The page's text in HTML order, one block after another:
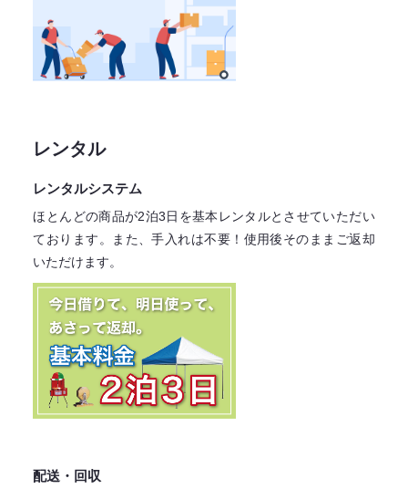
レンタル
レンタルシステム
ほとんどの商品が2泊3日を基本レンタルとさせていただい
ております。
また、手入れは不要！ 使用後そのままご返却
いただけます。
配送・回収